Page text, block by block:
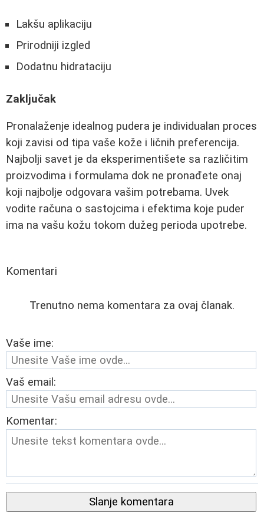
Lakšu aplikaciju
Prirodniji izgled
Dodatnu hidrataciju
Zaključak
Pronalaženje idealnog pudera je individualan proces
koji zavisi od tipa vaše kože i ličnih preferencija.
Najbolji savet je da eksperimentišete sa različitim
proizvodima i formulama dok ne pronađete onaj
koji najbolje odgovara vašim potrebama. Uvek
vodite računa o sastojcima i efektima koje puder
ima na vašu kožu tokom dužeg perioda upotrebe.
Komentari
Trenutno nema komentara za ovaj članak.
Vaše ime:
Vaš email:
Komentar:
Slanje komentara